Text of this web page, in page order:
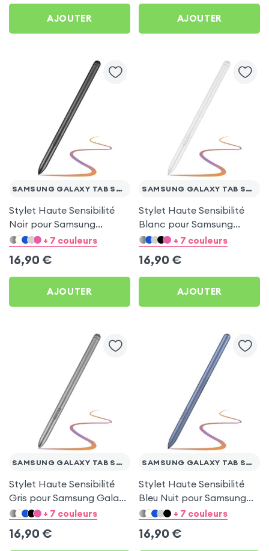
AJOUTER AJOUTER
SAMSUNG GALAXY TAB S7 FE
Stylet Haute Sensibilité
Noir pour Samsung
Galaxy Tab S7 FE
+ 7 couleurs
16,90 €
AJOUTER
SAMSUNG GALAXY TAB S7 FE
Stylet Haute Sensibilité
Blanc pour Samsung
Galaxy Tab S7 FE
+ 7 couleurs
16,90 €
AJOUTER
SAMSUNG GALAXY TAB S7 FE
Stylet Haute Sensibilité
Gris pour Samsung Galaxy
Tab S7 FE+ 7 couleurs
16,90 €
SAMSUNG GALAXY TAB S7 FE
Stylet Haute Sensibilité
Bleu Nuit pour Samsung
Galaxy Tab S7 FE
+ 7 couleurs
16,90 €